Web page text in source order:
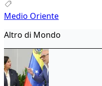
Medio Oriente
Altro di Mondo